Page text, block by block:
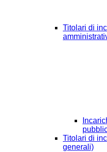
Titolari di
Titolari di
generali)